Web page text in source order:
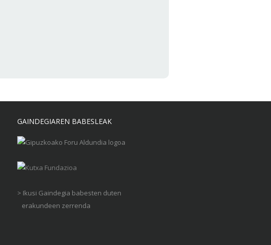
GAINDEGIAREN BABESLEAK
> Ikusi Gaindegia babesten duten
erakundeen zerrenda